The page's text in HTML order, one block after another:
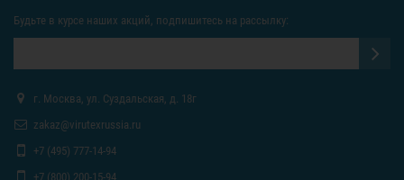
Будьте в курсе наших акций, подпишитесь на рассылку:
г. Москва, ул. Суздальская, д. 18г
zakaz@virutexrussia.ru
+7 (495) 777-14-94
+7 (800) 200-15-94